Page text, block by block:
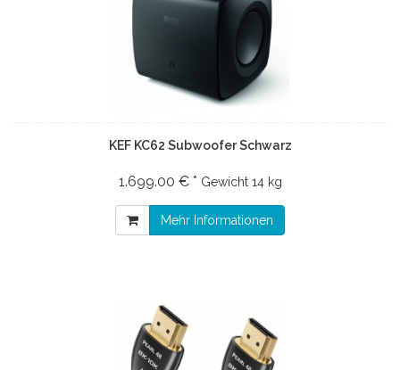
KEF KC62 Subwoofer Schwarz
1.699.00 € * Gewicht 14 kg
Mehr Informationen